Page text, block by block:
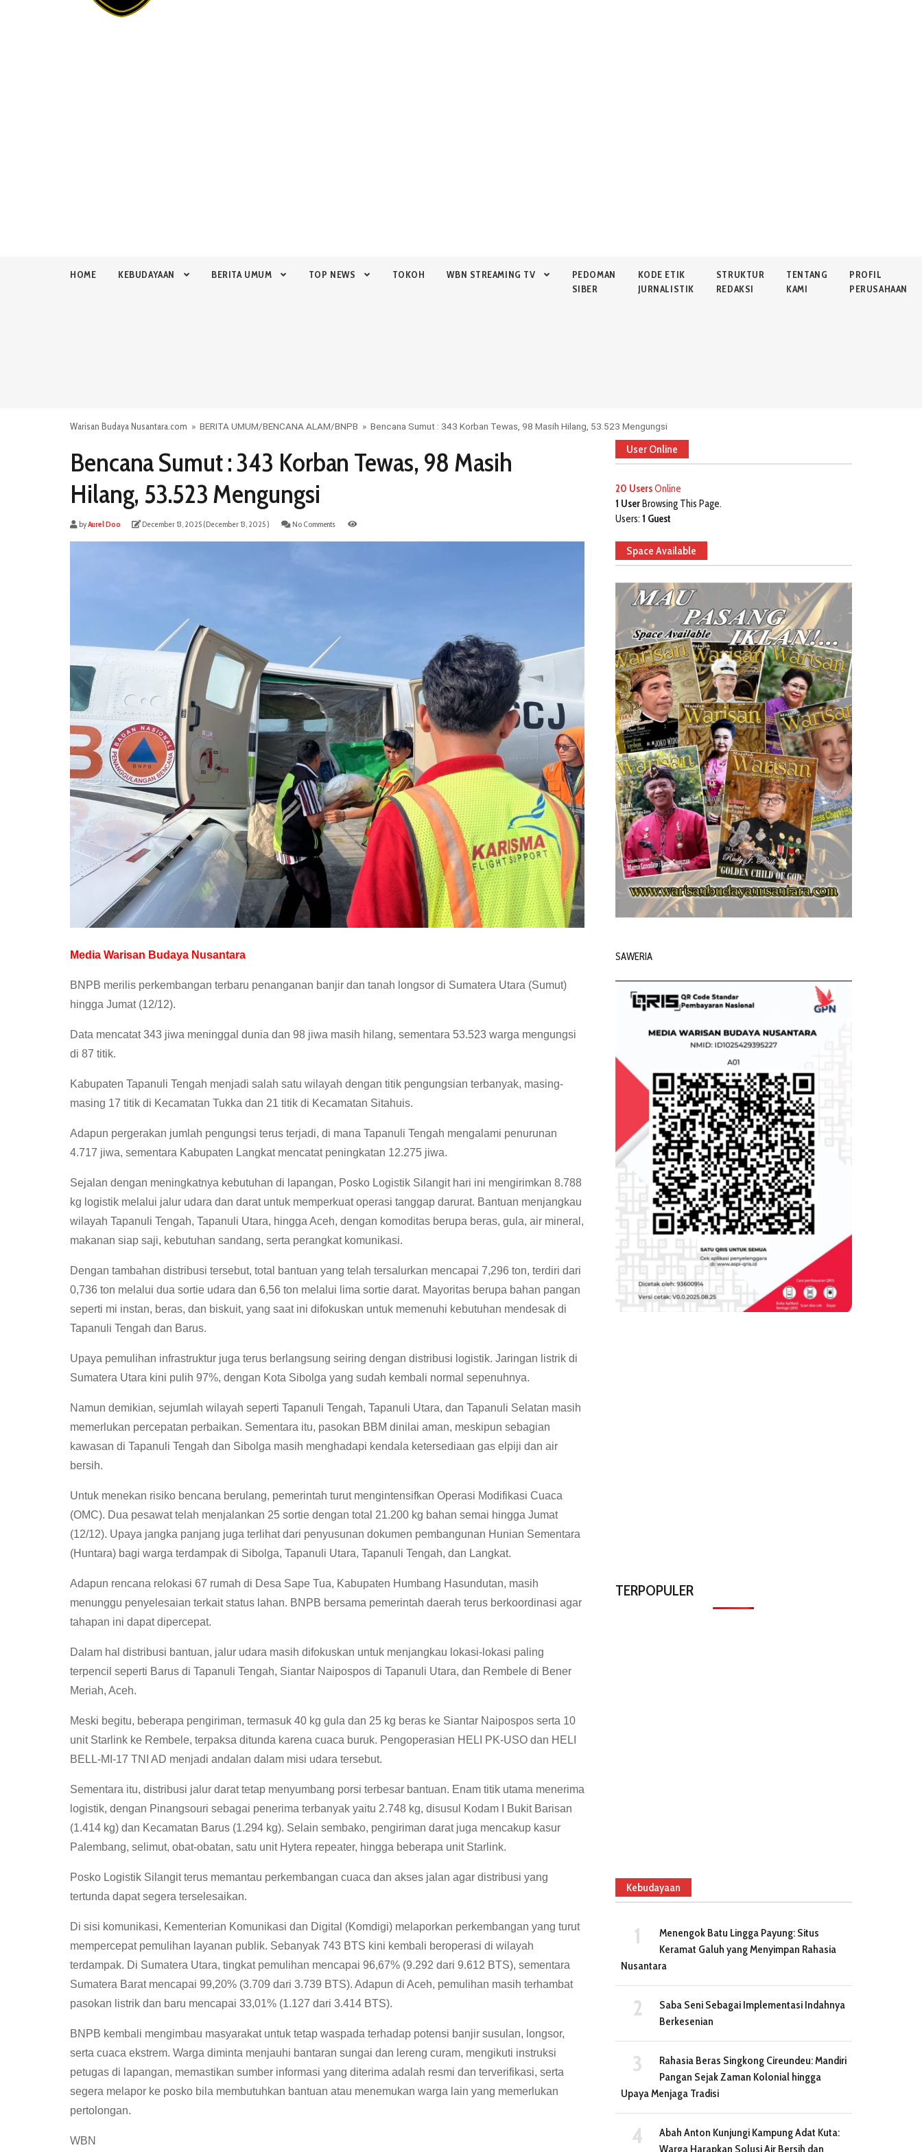
HOME KEBUDAYAAN BERITA UMUM TOP NEWS TOKOH WBN STREAMING TV
PEDOMAN
SIBER
KODE ETIK
JURNALISTIK
STRUKTUR
REDAKSI
TENTANG
KAMI
PROFIL
PERUSAHAAN
Warisan Budaya Nusantara.com » BERITA UMUM/BENCANA ALAM/BNPB » Bencana Sumut : 343 Korban Tewas, 98 Masih Hilang, 53.523 Mengungsi
Bencana Sumut : 343 Korban Tewas, 98 Masih
Hilang, 53.523 Mengungsi
byAurel Doo December 13, 2025 ( December 13, 2025 ) No Comments
Media Warisan Budaya Nusantara
BNPB merilis perkembangan terbaru penanganan banjir dan tanah longsor di Sumatera Utara (Sumut)
hingga Jumat (12/12).
Data mencatat 343 jiwa meninggal dunia dan 98 jiwa masih hilang, sementara 53.523 warga mengungsi
di 87 titik.
Kabupaten Tapanuli Tengah menjadi salah satu wilayah dengan titik pengungsian terbanyak, masing-
masing 17 titik di Kecamatan Tukka dan 21 titik di Kecamatan Sitahuis.
Adapun pergerakan jumlah pengungsi terus terjadi, di mana Tapanuli Tengah mengalami penurunan
4.717 jiwa, sementara Kabupaten Langkat mencatat peningkatan 12.275 jiwa.
Sejalan dengan meningkatnya kebutuhan di lapangan, Posko Logistik Silangit hari ini mengirimkan 8.788
kg logistik melalui jalur udara dan darat untuk memperkuat operasi tanggap darurat. Bantuan menjangkau
wilayah Tapanuli Tengah, Tapanuli Utara, hingga Aceh, dengan komoditas berupa beras, gula, air mineral,
makanan siap saji, kebutuhan sandang, serta perangkat komunikasi.
Dengan tambahan distribusi tersebut, total bantuan yang telah tersalurkan mencapai 7,296 ton, terdiri dari
0,736 ton melalui dua sortie udara dan 6,56 ton melalui lima sortie darat. Mayoritas berupa bahan pangan
seperti mi instan, beras, dan biskuit, yang saat ini difokuskan untuk memenuhi kebutuhan mendesak di
Tapanuli Tengah dan Barus.
Upaya pemulihan infrastruktur juga terus berlangsung seiring dengan distribusi logistik. Jaringan listrik di
Sumatera Utara kini pulih 97%, dengan Kota Sibolga yang sudah kembali normal sepenuhnya.
Namun demikian, sejumlah wilayah seperti Tapanuli Tengah, Tapanuli Utara, dan Tapanuli Selatan masih
memerlukan percepatan perbaikan. Sementara itu, pasokan BBM dinilai aman, meskipun sebagian
kawasan di Tapanuli Tengah dan Sibolga masih menghadapi kendala ketersediaan gas elpiji dan air
bersih.
Untuk menekan risiko bencana berulang, pemerintah turut mengintensifkan Operasi Modifikasi Cuaca
(OMC). Dua pesawat telah menjalankan 25 sortie dengan total 21.200 kg bahan semai hingga Jumat
(12/12). Upaya jangka panjang juga terlihat dari penyusunan dokumen pembangunan Hunian Sementara
(Huntara) bagi warga terdampak di Sibolga, Tapanuli Utara, Tapanuli Tengah, dan Langkat.
Adapun rencana relokasi 67 rumah di Desa Sape Tua, Kabupaten Humbang Hasundutan, masih
menunggu penyelesaian terkait status lahan. BNPB bersama pemerintah daerah terus berkoordinasi agar
tahapan ini dapat dipercepat.
Dalam hal distribusi bantuan, jalur udara masih difokuskan untuk menjangkau lokasi-lokasi paling
terpencil seperti Barus di Tapanuli Tengah, Siantar Naipospos di Tapanuli Utara, dan Rembele di Bener
Meriah, Aceh.
Meski begitu, beberapa pengiriman, termasuk 40 kg gula dan 25 kg beras ke Siantar Naipospos serta 10
unit Starlink ke Rembele, terpaksa ditunda karena cuaca buruk. Pengoperasian HELI PK-USO dan HELI
BELL-MI-17 TNI AD menjadi andalan dalam misi udara tersebut.
Sementara itu, distribusi jalur darat tetap menyumbang porsi terbesar bantuan. Enam titik utama menerima
logistik, dengan Pinangsouri sebagai penerima terbanyak yaitu 2.748 kg, disusul Kodam I Bukit Barisan
(1.414 kg) dan Kecamatan Barus (1.294 kg). Selain sembako, pengiriman darat juga mencakup kasur
Palembang, selimut, obat-obatan, satu unit Hytera repeater, hingga beberapa unit Starlink.
Posko Logistik Silangit terus memantau perkembangan cuaca dan akses jalan agar distribusi yang
tertunda dapat segera terselesaikan.
Di sisi komunikasi, Kementerian Komunikasi dan Digital (Komdigi) melaporkan perkembangan yang turut
mempercepat pemulihan layanan publik. Sebanyak 743 BTS kini kembali beroperasi di wilayah
terdampak. Di Sumatera Utara, tingkat pemulihan mencapai 96,67% (9.292 dari 9.612 BTS), sementara
Sumatera Barat mencapai 99,20% (3.709 dari 3.739 BTS). Adapun di Aceh, pemulihan masih terhambat
pasokan listrik dan baru mencapai 33,01% (1.127 dari 3.414 BTS).
BNPB kembali mengimbau masyarakat untuk tetap waspada terhadap potensi banjir susulan, longsor,
serta cuaca ekstrem. Warga diminta menjauhi bantaran sungai dan lereng curam, mengikuti instruksi
petugas di lapangan, memastikan sumber informasi yang diterima adalah resmi dan terverifikasi, serta
segera melapor ke posko bila membutuhkan bantuan atau menemukan warga lain yang memerlukan
pertolongan.
WBN
User Online
20 UsersOnline
1 UserBrowsing This Page.
Users: 1 Guest
Space Available
SAWERIA
TERPOPULER
Kebudayaan
Menengok Batu Lingga Payung: Situs
Keramat Galuh yang Menyimpan Rahasia
Nusantara
Saba Seni Sebagai Implementasi Indahnya
Berkesenian
Rahasia Beras Singkong Cireundeu: Mandiri
Pangan Sejak Zaman Kolonial hingga
Upaya Menjaga Tradisi
Abah Anton Kunjungi Kampung Adat Kuta:
Warga Harapkan Solusi Air Bersih dan